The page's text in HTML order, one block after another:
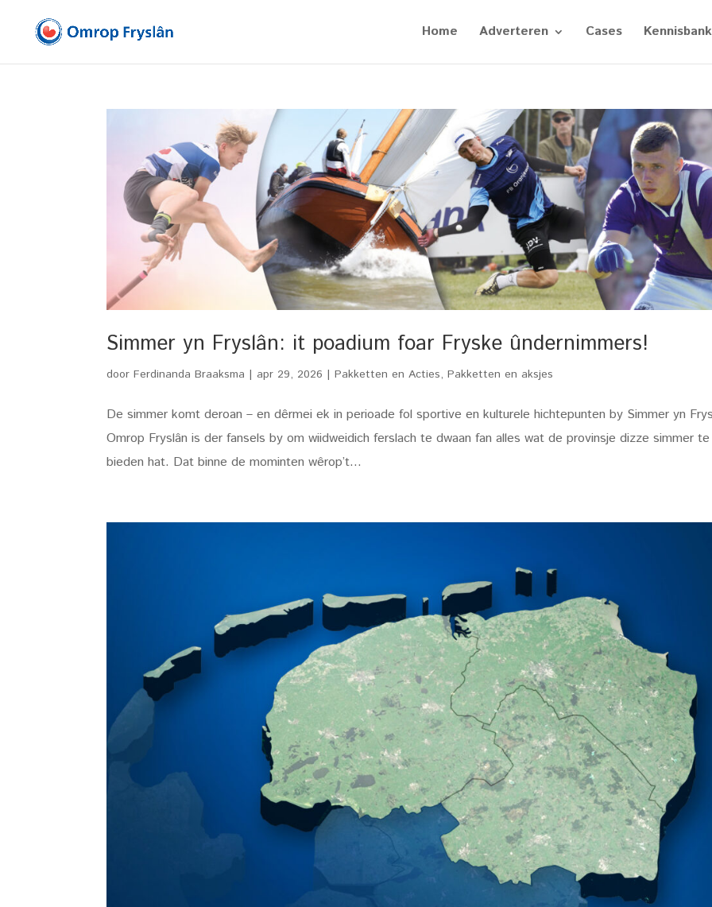
Home Adverteren Cases Kennisbank
Simmer yn Fryslân: it poadium foar Fryske ûndernimmers!
doorFerdinanda Braaksma | apr 29, 2026 |Pakketten en Acties,Pakketten en aksjes
De simmer komt deroan – en dêrmei ek in perioade fol sportive en kulturele hichtepunten by Simmer yn
Omrop Fryslân is der fansels by om wiidweidich ferslach te dwaan fan alles wat de provinsje dizze simmer te
bieden hat. Dat binne de mominten wêrop’t...